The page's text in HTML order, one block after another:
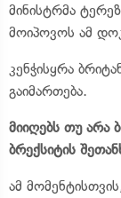
მინისტრმა
მოიპოვოს ამ
კენჭისყრა
გაიმართება.
მიიღებს თუ არა
ბრექსიტის
ამ